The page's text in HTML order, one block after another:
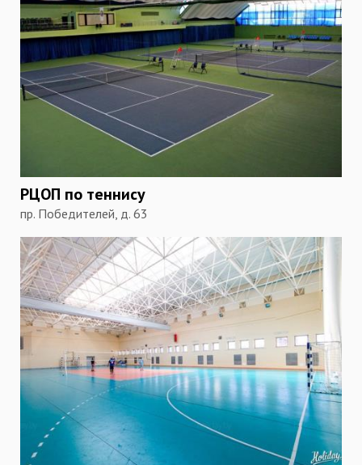
РЦОП по теннису
пр. Победителей, д. 63